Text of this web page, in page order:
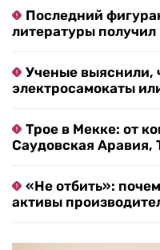
Последний
литературы получил
Ученые выяснили,
электросамокаты
Трое в Мекке: от
Саудовская Аравия,
«Не отбить»:
активы